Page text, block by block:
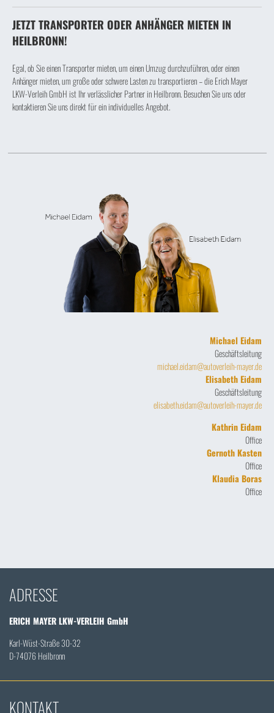
JETZT TRANSPORTER ODER ANHÄNGER MIETEN IN
HEILBRONN!
Egal, ob Sie einen Transporter mieten, um einen Umzug durchzuführen, oder einen
Anhänger mieten, um große oder schwere Lasten zu transportieren – die Erich Mayer
LKW-Verleih GmbH ist Ihr verlässlicher Partner in Heilbronn. Besuchen Sie uns oder
kontaktieren Sie uns direkt für ein individuelles Angebot.
Michael Eidam
Geschäftsleitung
michael.eidam@autoverleih-mayer.de
Elisabeth Eidam
Geschäftsleitung
elisabeth.eidam@autoverleih-mayer.de
Kathrin Eidam
Office
Gernoth Kasten
Office
Klaudia Boras
Office
ADRESSE
ERICH MAYER LKW-VERLEIH GmbH
Karl-Wüst-Straße 30-32
D-74076 Heilbronn
KONTAKT